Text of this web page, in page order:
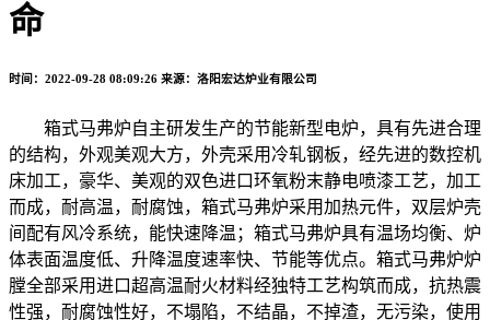
命
时间：2022-09-28 08:09:26 来源：洛阳宏达炉业有限公司
箱式马弗炉自主研发生产的节能新型电炉，具有先进合理
的结构，外观美观大方，外壳采用冷轧钢板，经先进的数控机
床加工，豪华、美观的双色进口环氧粉末静电喷漆工艺，加工
而成，耐高温，耐腐蚀，箱式马弗炉采用加热元件，双层炉壳
间配有风冷系统，能快速降温；箱式马弗炉具有温场均衡、炉
体表面温度低、升降温度速率快、节能等优点。箱式马弗炉炉
膛全部采用进口超高温耐火材料经独特工艺构筑而成，抗热震
性强，耐腐蚀性好，不塌陷，不结晶，不掉渣，无污染，使用